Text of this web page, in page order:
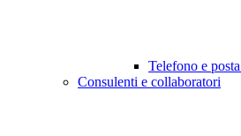
Telefono e
Consulenti e collaboratori